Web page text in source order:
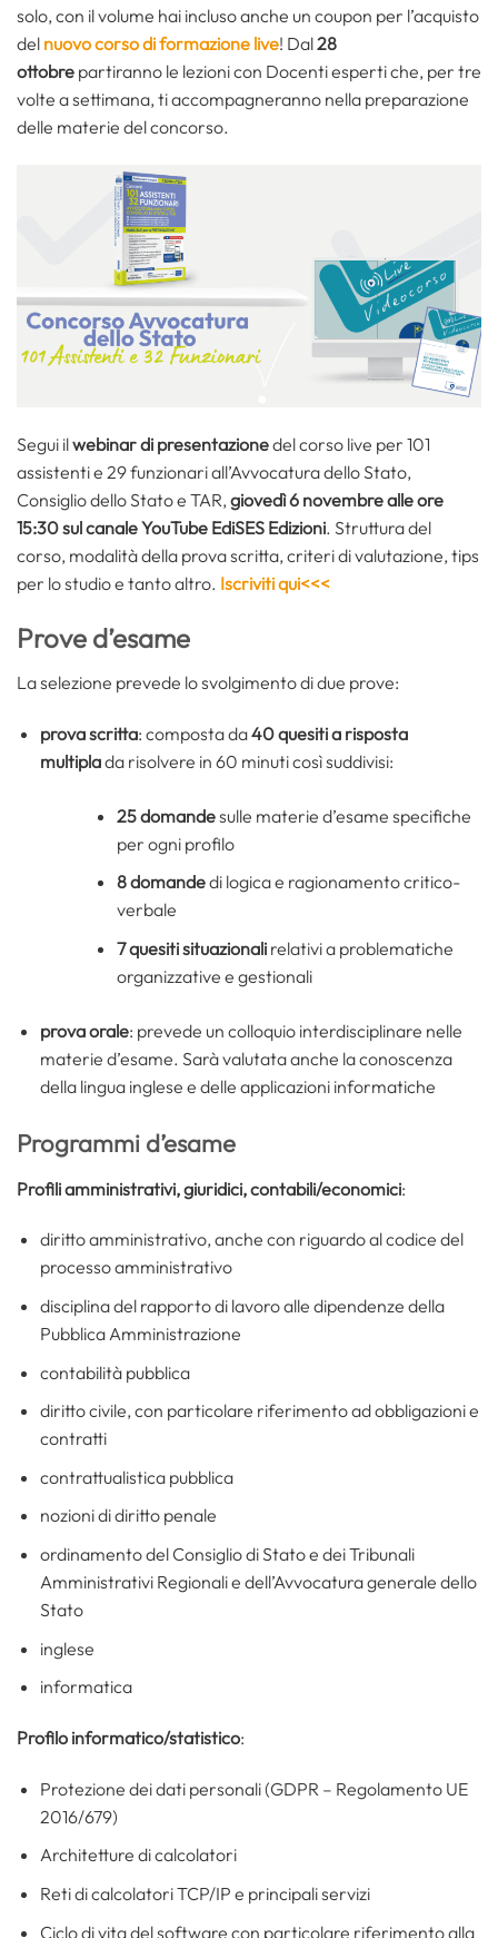
solo, con il volume hai incluso anche un coupon per l’acquisto
del nuovo corso di formazione live! Dal28
ottobre partiranno le lezioni con Docenti esperti che, per tre
volte a settimana, ti accompagneranno nella preparazione
delle materie del concorso.
Segui ilwebinar di presentazionedel corso live per 101
assistenti e 29 funzionari all’Avvocatura dello Stato,
Consiglio dello Stato e TAR,giovedì 6 novembre alle ore
15:30 sul canale YouTube EdiSES Edizioni. Struttura del
corso, modalità della prova scritta, criteri di valutazione, tips
per lo studio e tanto altro. Iscriviti qui<<<
Prove d’esame
La selezione prevede lo svolgimento di due prove:
prova scritta: composta da40 quesiti a risposta
multiplada risolvere in 60 minuti così suddivisi:
25 domandesulle materie d’esame specifiche
per ogni profilo
8 domandedi logica e ragionamento critico-
verbale
7 quesiti situazionalirelativi a problematiche
organizzative e gestionali
prova orale: prevede un colloquio interdisciplinare nelle
materie d’esame. Sarà valutata anche la conoscenza
della lingua inglese e delle applicazioni informatiche
Programmi d’esame
Profili amministrativi, giuridici, contabili/economici:
diritto amministrativo, anche con riguardo al codice del
processo amministrativo
disciplina del rapporto di lavoro alle dipendenze della
Pubblica Amministrazione
contabilità pubblica
diritto civile, con particolare riferimento ad obbligazioni e
contratti
contrattualistica pubblica
nozioni di diritto penale
ordinamento del Consiglio di Stato e dei Tribunali
Amministrativi Regionali e dell’Avvocatura generale dello
Stato
inglese
informatica
Profilo informatico/statistico:
Protezione dei dati personali (GDPR – Regolamento UE
2016/679)
Architetture di calcolatori
Reti di calcolatori TCP/IP e principali servizi
Ciclo di vita del software con particolare riferimento alla